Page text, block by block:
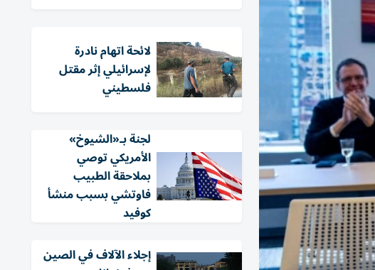
لائحة اتهام نادرة
لإسرائيلي إثر مقتل
فلسطيني
لجنة بـ«الشيوخ»
الأمريكي توصي
بملاحقة الطبيب
فاوتشي بسبب منشأ
كوفيد
إجلاء الآلاف في الصين